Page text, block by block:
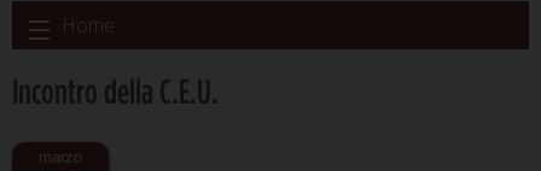
Skip
to
Home
Incontro della C.E.U.